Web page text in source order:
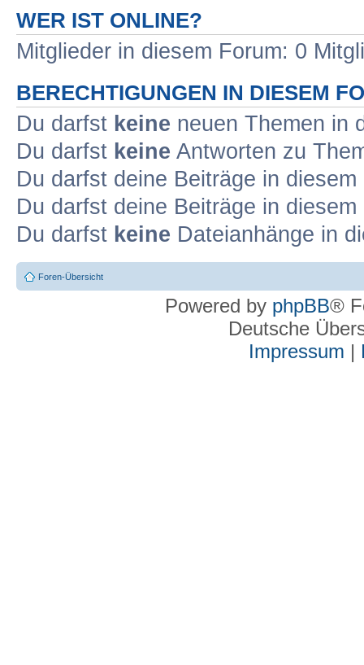
WER IST ONLINE?
Mitglieder in diesem Forum: 0
BERECHTIGUNGEN IN DIESEM
Du darfst keine neuen Themen in
Du darfst keine Antworten zu
Du darfst deine Beiträge in
Du darfst deine Beiträge in
Du darfst keine Dateianhänge in
Foren-Übersicht
Powered by phpBB®
Deutsche
Impressum |